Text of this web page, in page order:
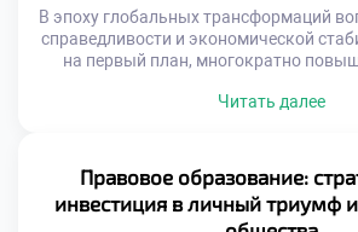
В эпоху глобальных трансформаций
справедливости и экономической
на первый план, многократно
перестали быть просто
частными интересами и
Именно поэтому осознанное
техникуме становится тем
Читать далее
Правовое образование:
инвестиция в личный триумф